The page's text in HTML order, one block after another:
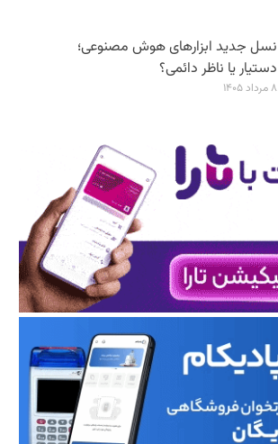
نسل جدید ابزارهای هوش مصنوعی؛
دستیار یا ناظر دائمی؟
۸ مرداد ۱۴۰۵